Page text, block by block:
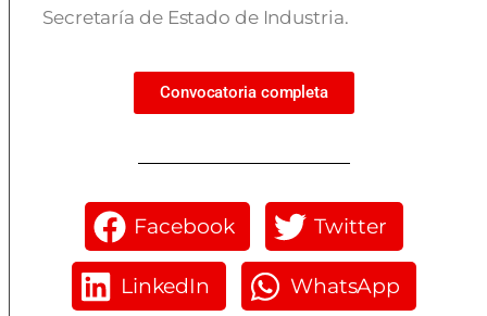
Secretaría de Estado de Industria.
Convocatoria completa
Facebook Twitter
LinkedIn WhatsApp